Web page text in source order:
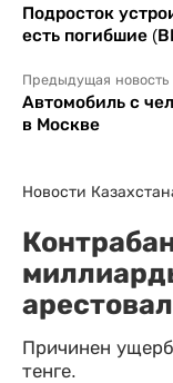
Подросток
есть погибшие
Предыдущая новость
Автомобиль с
в Москве
Новости
Причинен
тенге.